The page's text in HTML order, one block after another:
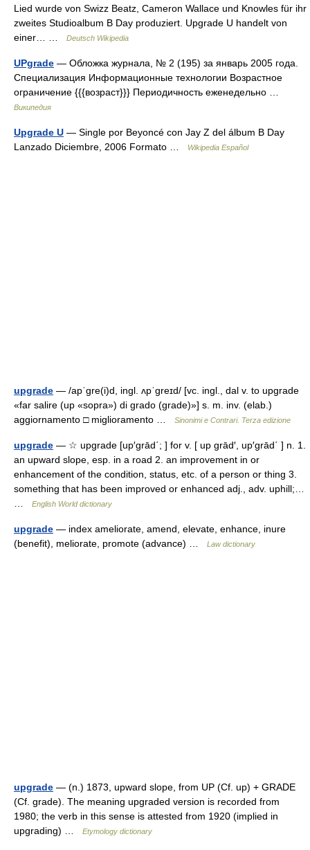
Lied wurde von Swizz Beatz, Cameron Wallace und Knowles für ihr
zweites Studioalbum B Day produziert. Upgrade U handelt von
einer… …
Deutsch Wikipedia
UPgrade — Обложка журнала, № 2 (195) за январь 2005 года.
Специализация Информационные технологии Возрастное
ограничение {{{возраст}}} Периодичность еженедельно …
Википедия
Upgrade U — Single por Beyoncé con Jay Z del álbum B Day
Lanzado Diciembre, 2006 Formato …
Wikipedia Español
upgrade — /apˈɡre(i)d, ingl. ʌpˈɡreɪd/ [vc. ingl., dal v. to upgrade
«far salire (up «sopra») di grado (grade)»] s. m. inv. (elab.)
aggiornamento □ miglioramento …
Sinonimi e Contrari. Terza edizione
upgrade — ☆ upgrade [up′grād΄; ] for v. [ up grād′, up′grād΄ ] n. 1.
an upward slope, esp. in a road 2. an improvement in or
enhancement of the condition, status, etc. of a person or thing 3.
something that has been improved or enhanced adj., adv. uphill;…
English World dictionary
upgrade — index ameliorate, amend, elevate, enhance, inure
(benefit), meliorate, promote (advance) …
Law dictionary
upgrade — (n.) 1873, upward slope, from UP (Cf. up) + GRADE
(Cf. grade). The meaning upgraded version is recorded from
1980; the verb in this sense is attested from 1920 (implied in
upgrading) …
Etymology dictionary